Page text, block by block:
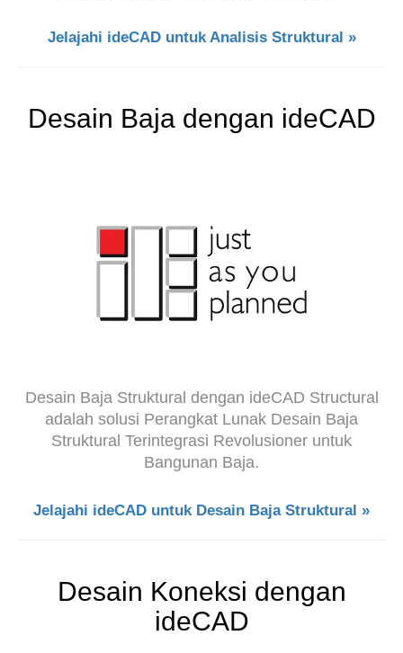
Jelajahi ideCAD untuk Analisis Struktural »
Desain Baja dengan ideCAD
Desain Baja Struktural dengan ideCAD Structural
adalah solusi Perangkat Lunak Desain Baja
Struktural Terintegrasi Revolusioner untuk
Bangunan Baja.
Jelajahi ideCAD untuk Desain Baja Struktural »
Desain Koneksi dengan
ideCAD